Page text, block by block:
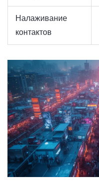
Налаживание
контактов